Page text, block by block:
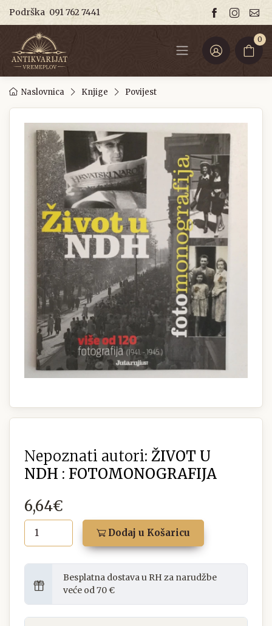
Podrška 091 762 7441
0
Naslovnica Knjige Povijest
Nepoznati autori: ŽIVOT U
NDH : FOTOMONOGRAFIJA
6,64€
Dodaj u Košaricu
Besplatna dostava u RH za narudžbe
veće od 70 €